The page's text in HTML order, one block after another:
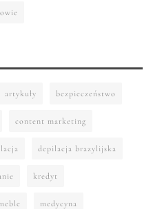
artykuły bezpieczeństwo
content marketing
depilacja brazylijska
kredyt
medycyna